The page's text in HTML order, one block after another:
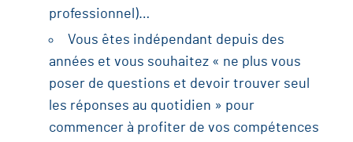
professionnel)…
Vous êtes indépendant depuis des
années et vous souhaitez « ne plus vous
poser de questions et devoir trouver seul
les réponses au quotidien » pour
commencer à profiter de vos compétences